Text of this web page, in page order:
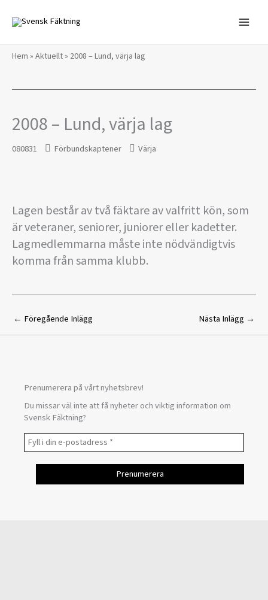
innehåll
Hem » Aktuellt» 2008 – Lund, värja lag
2008 – Lund, värja lag
080831 Förbundskaptener Värja
Lagen består av två fäktare av valfritt kön, som
är veteraner, seniorer, juniorer eller kadetter.
Lagmedlemmarna måste inte nödvändigtvis
komma från samma klubb.
← Föregående Inlägg Nästa Inlägg →
Prenumerera på vårt nyhetsbrev!
Du missar väl inte att få nyheter och viktig information om
Svensk Fäktning?